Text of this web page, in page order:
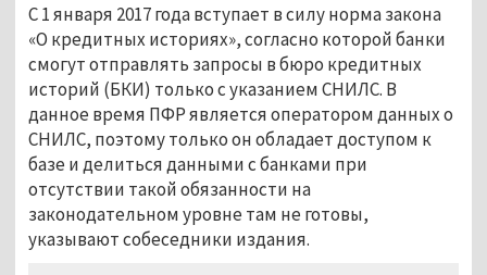
С 1 января 2017 года вступает в силу норма закона
«О кредитных историях», согласно которой банки
смогут отправлять запросы в бюро кредитных
историй (БКИ) только с указанием СНИЛС. В
данное время ПФР является оператором данных о
СНИЛС, поэтому только он обладает доступом к
базе и делиться данными с банками при
отсутствии такой обязанности на
законодательном уровне там не готовы,
указывают собеседники издания.